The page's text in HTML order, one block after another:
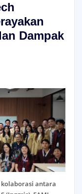
Dampak
kolaborasi antara